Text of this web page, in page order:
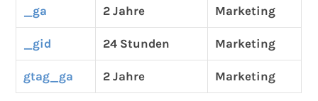
_ga 2 Jahre Marketing
_gid 24 Stunden Marketing
gtag_ga 2 Jahre Marketing